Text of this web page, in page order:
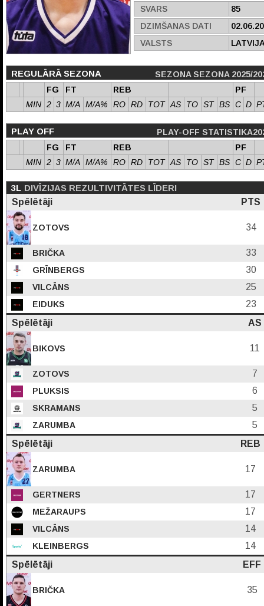
SVARS
85
DZIMŠANAS DATI
VALSTS
REGULĀRĀ SEZONA
SEZONA SEZONA 2025/
FG
FT REB
PF
MIN 2 3 M/A M/A% RO RD TOT AS TO ST BS C D
PLAY OFF
PLAY-OFF
FG
FT REB
PF
MIN 2 3 M/A M/A% RO RD TOT AS TO ST BS C D
3L DIVĪZIJAS REZULTIVITĀTES LĪDERI
Spēlētāji
PTS
ZOTOVS 34
BRIČKA 33
GRĪNBERGS 30
VILCĀNS 25
EIDUKS
23
Spēlētāji
AS
BIKOVS 11
ZOTOVS 7
PLUKSIS 6
SKRAMANS 5
ZARUMBA
5
Spēlētāji
REB
ZARUMBA 17
GERTNERS 17
MEŽARAUPS 17
VILCĀNS 14
KLEINBERGS
14
Spēlētāji
EFF
BRIČKA 35